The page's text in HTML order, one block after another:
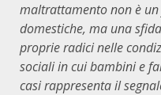
maltrattamento non è
domestiche, ma una
proprie radici nelle
sociali in cui bambini e
casi rappresenta il